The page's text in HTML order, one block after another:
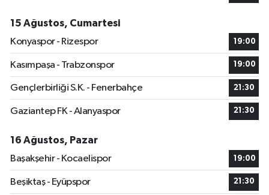
15 Ağustos, Cumartesi
Konyaspor - Rizespor
19:00
Kasımpaşa - Trabzonspor 19:00
Gençlerbirliği S.K. - Fenerbahçe 21:30
Gaziantep FK - Alanyaspor 21:30
16 Ağustos, Pazar
Başakşehir - Kocaelispor
19:00
Beşiktaş - Eyüpspor 21:30